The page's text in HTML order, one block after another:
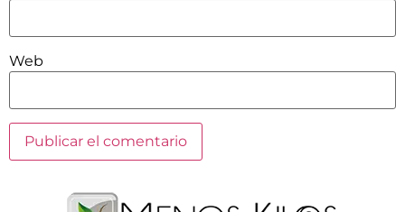
Web